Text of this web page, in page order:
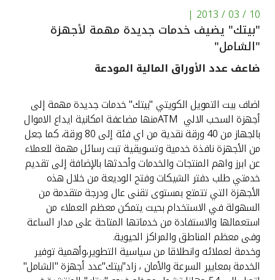
الاستثمار
القنوات المصرفية
أدوات وخدمات
خدمات ما بعد البيع
اتصل بنا
مواقع الفروع وأجهزة الصرف الآلي
ألمانيا
10 / 03 / 2013
|
"بيتك" يضيف خدمات جديدة مهمة لأجهزة
"الشامل"
ضاعف عدد الأوراق المالية المودعة
اضاف بيت التمويل الكويتي "بيتك" خدمات جديدة مهمة إلى
أجهزة السحب الالي ATMمنها مضاعفة امكانية ايداع الاموال
بالجهاز من 40 ورقة نقدية من اي فئة إلى 80 ورقة، كما جعل
من الأجهزة نافذة خدمية وتسويقية تبث رسائل مهمة للعملاء
عن ابرز واهم المنتجات والخدمات وأحدثها بالإضافة إلى تقديم
خدمتي طلب دفتر الشيكات وفتح الوديعة من خلال هذه
الأجهزة التي تتمتع بمستوى تقنى عال ودرجة متقدمة من
السهولة في الاستخدام بحيث يتمكن معظم العملاء من
استعمالها والاستفادة من خدماتها المتاحة على مدار الساعة
وفى معظم المناطق والمراكز الحيوية.
وخدمة لعملائه وانطلاقا من سياسية التطوير،وأهمية توفير
الخدمة بمعايير السرعة والأمان ، زاد"بيتك"عدد أجهزة "الشامل"